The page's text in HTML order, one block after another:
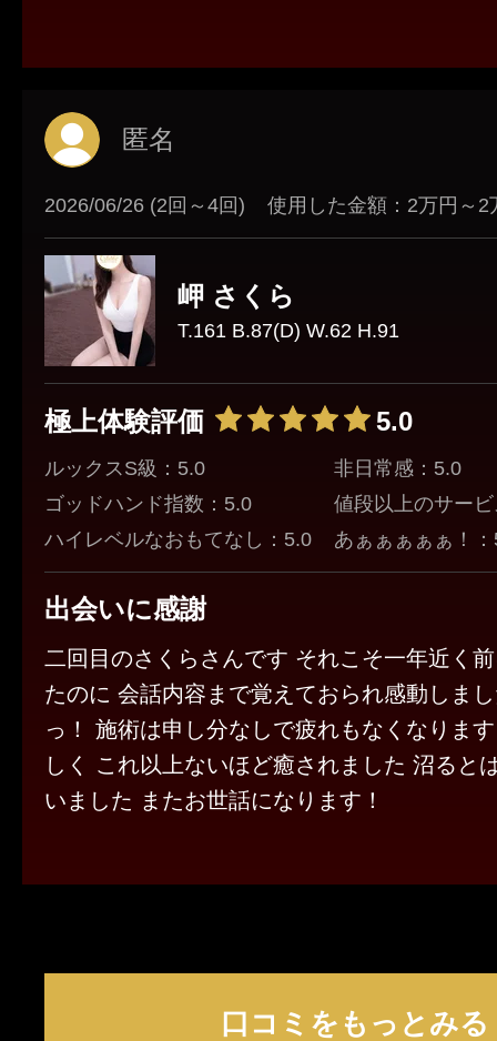
匿名
2026/06/26 (2回～4回) 使用した金額：2万円～2
岬 さくら
T.161 B.87(D) W.62 H.91
極上体験評価 5.0
ルックスS級：5.0
ゴッドハンド指数：5.0
ハイレベルなおもてなし：5.0
非日常感：5.0
値段以上のサー
あぁぁぁぁぁ！
出会いに感謝
二回目のさくらさんです それこそ一年近く
たのに 会話内容まで覚えておられ感動しま
っ！ 施術は申し分なしで疲れもなくなりま
しく これ以上ないほど癒されました 沼ると
いました またお世話になります！
口コミをもっとみる